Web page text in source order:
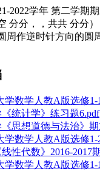
2022学年 第二学期
分分，，共共 分分
周作逆时针方向的圆
学数学人教A版选修
统计学》练习题6.pdf
《思想道德与法治》
学数学人教A版选修
性代数》2016-2017
学数学人教A版选修